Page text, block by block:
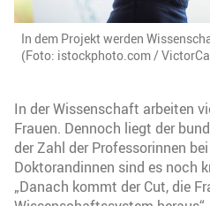
In dem Projekt werden
(Foto: istockphoto.com /
In der Wissenschaft arbeiten
Frauen. Dennoch liegt der
der Zahl der Professorinnen
Doktorandinnen sind es noch
„Danach kommt der Cut, die